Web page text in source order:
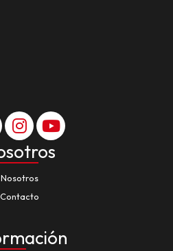
Nosotros
Contacto